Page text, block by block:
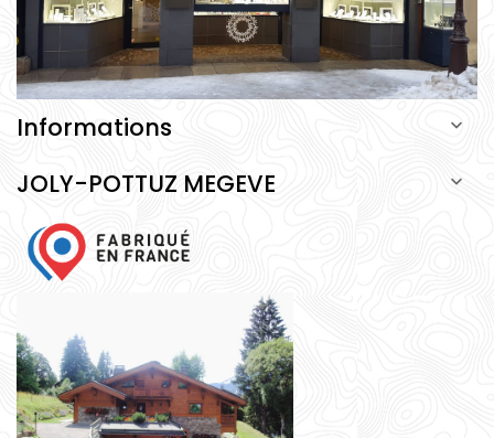
Informations 
JOLY-POTTUZ MEGEVE 